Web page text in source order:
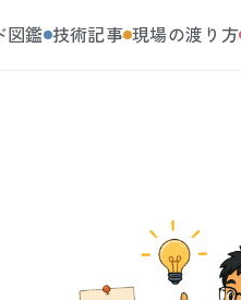
図鑑 技術記事 現場の渡り方